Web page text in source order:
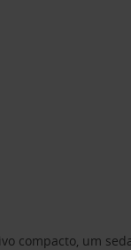
compacto, um